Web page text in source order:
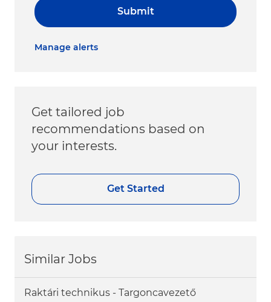
Submit
Manage alerts
Get tailored job
recommendations based on
your interests.
Get Started
Similar Jobs
Raktári technikus - Targoncavezető